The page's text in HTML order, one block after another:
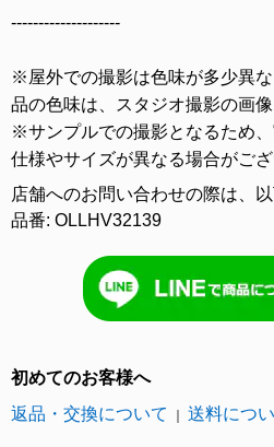
--------------------
※屋外での撮影は色味が多少異
品の色味は、スタジオ撮影の画像
※サンプルでの撮影となるため
仕様やサイズが異なる場合がござ
店舗へのお問い合わせの際は、
品番: OLLHV32139
初めてのお客様へ
返品・交換について
｜ 送料につ